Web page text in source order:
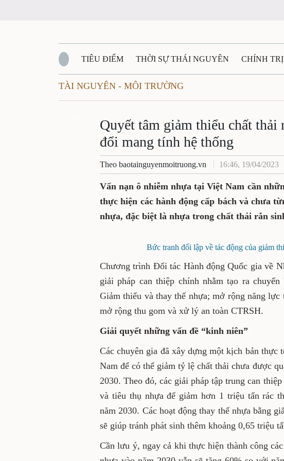
TIÊU ĐIỂM THỜI SỰ THÁI NGUYÊN CHÍNH TRỊ
QUỐC PHÒNG - AN NINH BẠN ĐỌC
QUÊ HƯƠNG - ĐẤT NƯỚC QUỐC TẾ TÀI NGUYÊN
VĂN BẢN, CHÍNH SÁCH MỚI VĂN NGHỆ THÁI
TÀI NGUYÊN - MÔI TRƯỜNG
Quyết tâm giảm thiểu chất
đổi mang tính hệ thống
Theo baotainguyenmoitruong.vn 16:46, 19/04/2023
Vấn nạn ô nhiễm nhựa tại Việt Nam cần
thực hiện các hành động cấp bách và chưa
nhựa, đặc biệt là nhựa trong chất thải rắn
Bức tranh đối lập về tác động của giảm
Chương trình Đối tác Hành động Quốc gia về
giải pháp can thiệp chính nhằm tạo ra
Giảm thiểu và thay thế nhựa; mở rộng năng
mở rộng thu gom và xử lý an toàn CTRSH.
Giải quyết những vấn đề “kinh niên”
Các chuyên gia đã xây dựng một kịch bản
Nam để có thể giảm tỷ lệ chất thải chưa được
2030. Theo đó, các giải pháp tập trung can
và tiêu thụ nhựa để giảm hơn 1 triệu tấn rác
năm 2030. Các hoạt động thay thế nhựa bằng
sẽ giúp tránh phát sinh thêm khoảng 0,65 triệu
Cần lưu ý, ngay cả khi thực hiện thành công